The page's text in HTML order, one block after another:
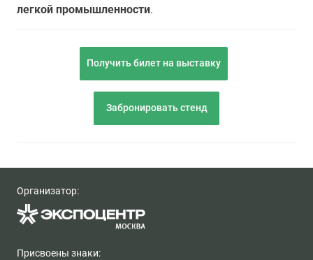
легкой промышленности.
Получить билет на выставку
Забронировать стенд
Организатор:
Присвоены знаки: